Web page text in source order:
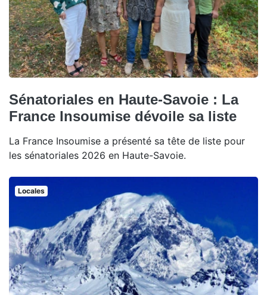
Sénatoriales en Haute-Savoie : La
France Insoumise dévoile sa liste
La France Insoumise a présenté sa tête de liste pour
les sénatoriales 2026 en Haute-Savoie.
Locales